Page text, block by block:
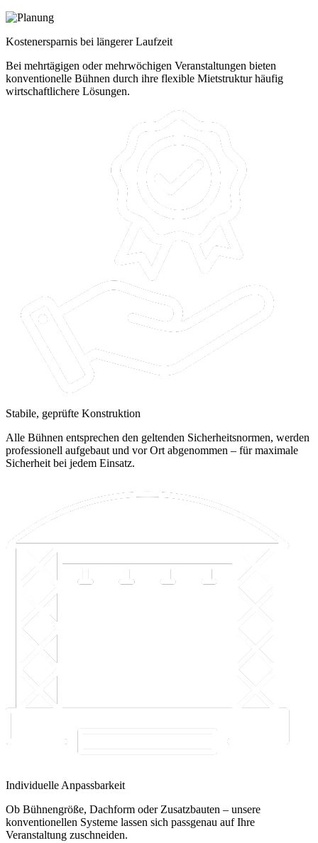
Kostenersparnis bei längerer Laufzeit
Bei mehrtägigen oder mehrwöchigen Veranstaltungen bieten
konventionelle Bühnen durch ihre flexible Mietstruktur häufig
wirtschaftlichere Lösungen.
Stabile, geprüfte Konstruktion
Alle Bühnen entsprechen den geltenden Sicherheitsnormen, werden
professionell aufgebaut und vor Ort abgenommen – für maximale
Sicherheit bei jedem Einsatz.
Individuelle Anpassbarkeit
Ob Bühnengröße, Dachform oder Zusatzbauten – unsere
konventionellen Systeme lassen sich passgenau auf Ihre
Veranstaltung zuschneiden.